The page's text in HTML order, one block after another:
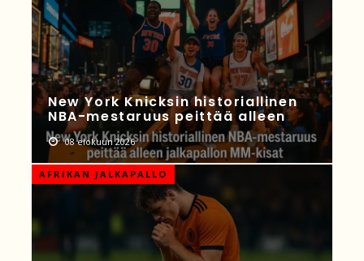
New York Knicksin historiallinen
NBA-mestaruus peittää alleen
08 elokuun 2026
AFRIKAN JALKAPALLO